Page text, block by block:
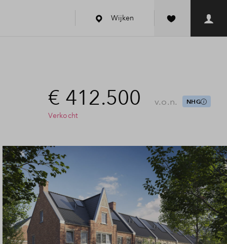
Wijken
€ 412.500 v.o.n. NHG
Verkocht